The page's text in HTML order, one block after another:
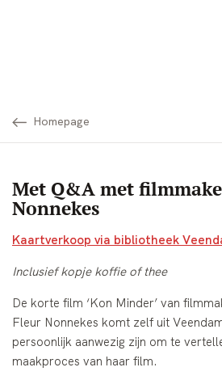
Homepage
Met Q&A met
Nonnekes
Kaartverkoop via bibliotheek
Inclusief kopje koffie of thee
De korte film ‘Kon Minder’ van
Fleur Nonnekes komt zelf uit
persoonlijk aanwezig zijn om te
maakproces van haar film.